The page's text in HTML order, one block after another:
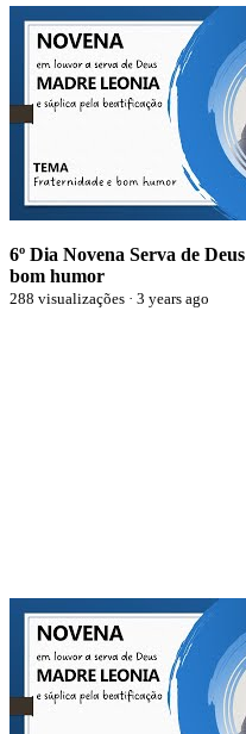
6º Dia Novena Serva de
bom humor
288 visualizações · 3 years ago